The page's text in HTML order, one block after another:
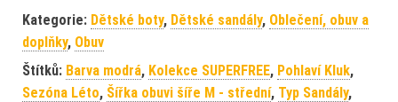
Kategorie: Dětské boty, Dětské sandály, Oblečení, obuv a
doplňky, Obuv
Štítků: Barva modrá, Kolekce SUPERFREE, Pohlaví Kluk,
Sezóna Léto, Šířka obuvi šíře M - střední, Typ Sandály,